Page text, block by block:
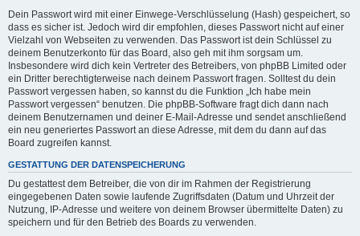
Dein Passwort wird mit einer Einwege-Verschlüsselung (Hash) gespeichert, so
dass es sicher ist. Jedoch wird dir empfohlen, dieses Passwort nicht auf einer
Vielzahl von Webseiten zu verwenden. Das Passwort ist dein Schlüssel zu
deinem Benutzerkonto für das Board, also geh mit ihm sorgsam um.
Insbesondere wird dich kein Vertreter des Betreibers, von phpBB Limited oder
ein Dritter berechtigterweise nach deinem Passwort fragen. Solltest du dein
Passwort vergessen haben, so kannst du die Funktion „Ich habe mein
Passwort vergessen“ benutzen. Die phpBB-Software fragt dich dann nach
deinem Benutzernamen und deiner E-Mail-Adresse und sendet anschließend
ein neu generiertes Passwort an diese Adresse, mit dem du dann auf das
Board zugreifen kannst.
GESTATTUNG DER DATENSPEICHERUNG
Du gestattest dem Betreiber, die von dir im Rahmen der Registrierung
eingegebenen Daten sowie laufende Zugriffsdaten (Datum und Uhrzeit der
Nutzung, IP-Adresse und weitere von deinem Browser übermittelte Daten) zu
speichern und für den Betrieb des Boards zu verwenden.